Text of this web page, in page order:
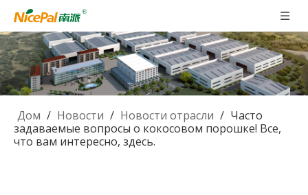
Дом / Новости / Новости отрасли / Часто
задаваемые вопросы о кокосовом порошке! Все,
что вам интересно, здесь.